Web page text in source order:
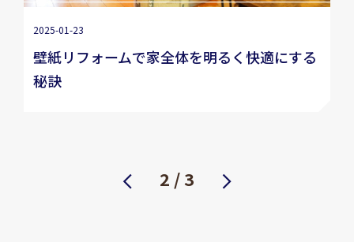
2025-01-23
壁紙リフォームで家全体を明るく快適にする
秘訣
2 / 3
前へ 次へ